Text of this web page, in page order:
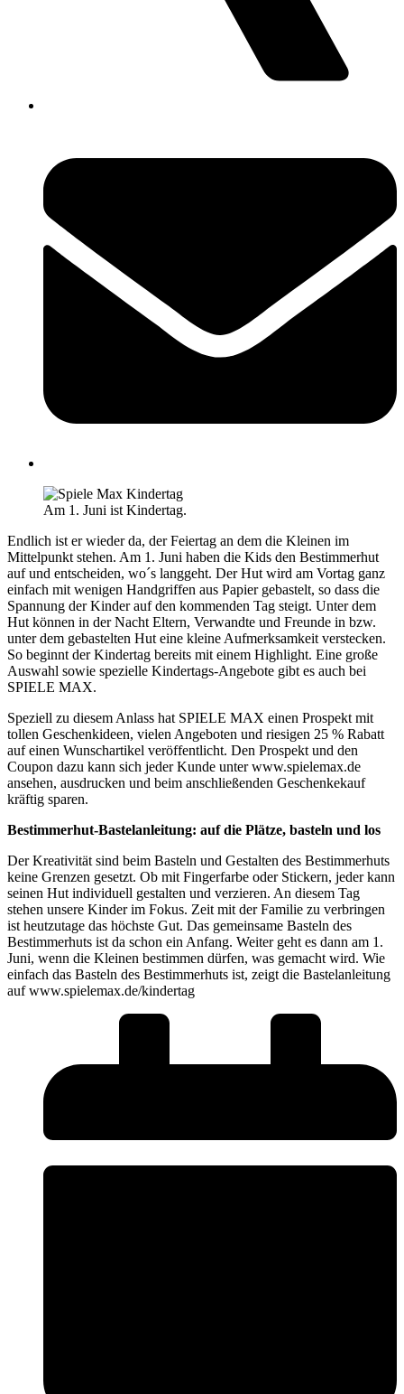
Am 1. Juni ist Kindertag.
Endlich ist er wieder da, der Feiertag an dem die Kleinen im
Mittelpunkt stehen. Am 1. Juni haben die Kids den Bestimmerhut
auf und entscheiden, wo´s langgeht. Der Hut wird am Vortag ganz
einfach mit wenigen Handgriffen aus Papier gebastelt, so dass die
Spannung der Kinder auf den kommenden Tag steigt. Unter dem
Hut können in der Nacht Eltern, Verwandte und Freunde in bzw.
unter dem gebastelten Hut eine kleine Aufmerksamkeit verstecken.
So beginnt der Kindertag bereits mit einem Highlight. Eine große
Auswahl sowie spezielle Kindertags-Angebote gibt es auch bei
SPIELE MAX.
Speziell zu diesem Anlass hat SPIELE MAX einen Prospekt mit
tollen Geschenkideen, vielen Angeboten und riesigen 25 % Rabatt
auf einen Wunschartikel veröffentlicht. Den Prospekt und den
Coupon dazu kann sich jeder Kunde unter www.spielemax.de
ansehen, ausdrucken und beim anschließenden Geschenkekauf
kräftig sparen.
Bestimmerhut-Bastelanleitung: auf die Plätze, basteln und los
Der Kreativität sind beim Basteln und Gestalten des Bestimmerhuts
keine Grenzen gesetzt. Ob mit Fingerfarbe oder Stickern, jeder kann
seinen Hut individuell gestalten und verzieren. An diesem Tag
stehen unsere Kinder im Fokus. Zeit mit der Familie zu verbringen
ist heutzutage das höchste Gut. Das gemeinsame Basteln des
Bestimmerhuts ist da schon ein Anfang. Weiter geht es dann am 1.
Juni, wenn die Kleinen bestimmen dürfen, was gemacht wird. Wie
einfach das Basteln des Bestimmerhuts ist, zeigt die Bastelanleitung
auf www.spielemax.de/kindertag